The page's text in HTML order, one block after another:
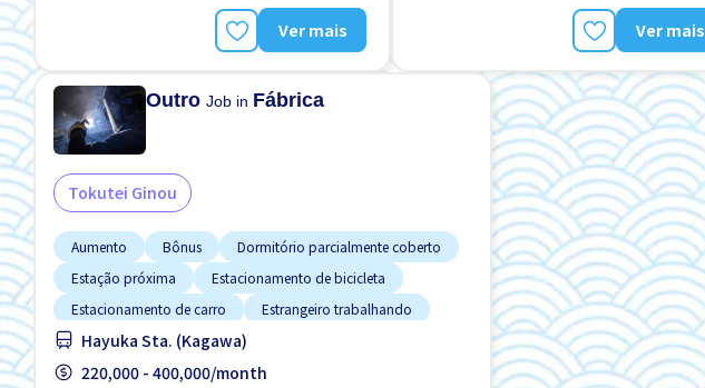
Ver mais Ver mais
OutroJob in Fábrica
Tokutei Ginou
Aumento Bônus
Dormitório parcialmente coberto
Estação próxima
Estacionamento de bicicleta
Estacionamento de carro
Estrangeiro trabalhando
Preferência por Homens
Hayuka Sta. (Kagawa)
220,000 - 400,000/month